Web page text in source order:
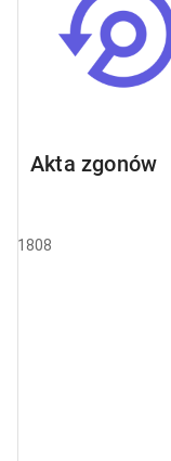
Akta zgonów
1808